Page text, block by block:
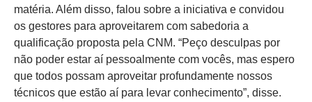
matéria. Além disso, falou sobre a iniciativa e convidou
os gestores para aproveitarem com sabedoria a
qualificação proposta pela CNM. “Peço desculpas por
não poder estar aí pessoalmente com vocês, mas espero
que todos possam aproveitar profundamente nossos
técnicos que estão aí para levar conhecimento”, disse.